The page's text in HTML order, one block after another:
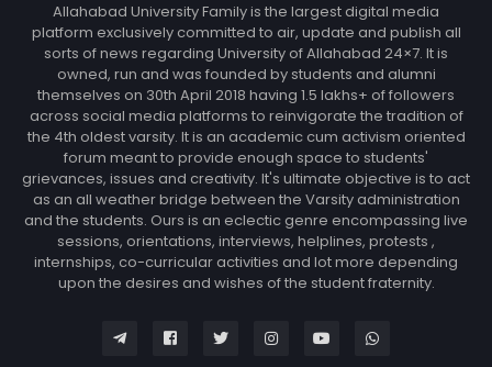
Allahabad University Family is the largest digital media
platform exclusively committed to air, update and publish all
sorts of news regarding University of Allahabad 24×7. It is
owned, run and was founded by students and alumni
themselves on 30th April 2018 having 1.5 lakhs+ of followers
across social media platforms to reinvigorate the tradition of
the 4th oldest varsity. It is an academic cum activism oriented
forum meant to provide enough space to students'
grievances, issues and creativity. It's ultimate objective is to act
as an all weather bridge between the Varsity administration
and the students. Ours is an eclectic genre encompassing live
sessions, orientations, interviews, helplines, protests ,
internships, co-curricular activities and lot more depending
upon the desires and wishes of the student fraternity.